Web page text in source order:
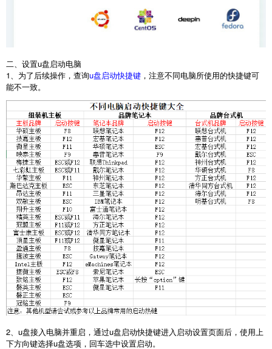
二、设置u盘启动电脑
1、为了后续操作，查询u盘启动快捷键 ，注意不同电脑所使用的快捷键可
能不一致。
2、u盘接入电脑并重启，通过u盘启动快捷键进入启动设置页面后，使用上
下方向键选择u盘选项，回车选中设置启动。